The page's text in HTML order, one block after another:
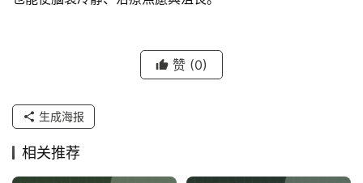
赞 (0)
生成海报
相关推荐